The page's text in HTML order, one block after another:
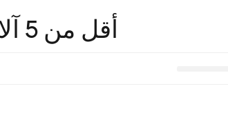
أقل من 5 آلاف دينار